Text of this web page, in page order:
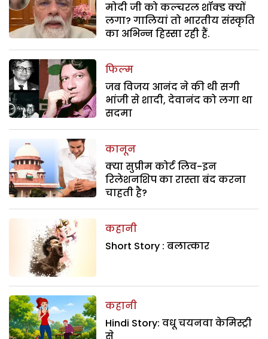
मोदी जी को कल्चरल शॉक्ड क्यों
लगा? गालियां तो भारतीय संस्कृति
का अभिन्न हिस्सा रही हैं.
फिल्म
जब विजय आनंद ने की थी सगी
भांजी से शादी, देवानंद को लगा था
सदमा
कानून
क्या सुप्रीम कोर्ट लिव-इन
रिलेशनशिप का रास्ता बंद करना
चाहती है?
कहानी
Short Story : बलात्कार
कहानी
Hindi Story: वधू चयनवा केमिस्ट्री
से